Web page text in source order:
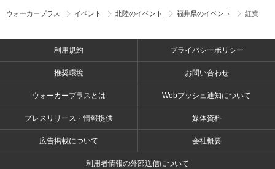
ウォーカープラス イベント 北陸のイベント 福井県のイベント 紅葉
利用規約 プライバシーポリシー
推奨環境 お問い合わせ
ウォーカープラスとは Webプッシュ通知について
プレスリリース・情報提供 媒体資料
広告掲載について 会社概要
利用者情報の外部送信について